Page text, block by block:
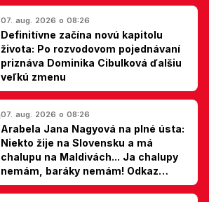
07. aug. 2026 o 08:26
Definitívne začína novú kapitolu
života: Po rozvodovom pojednávaní
priznáva Dominika Cibulková ďalšiu
veľkú zmenu
07. aug. 2026 o 08:26
Arabela Jana Nagyová na plné ústa:
Niekto žije na Slovensku a má
chalupu na Maldivách... Ja chalupy
nemám, baráky nemám! Odkaz
Slovákom